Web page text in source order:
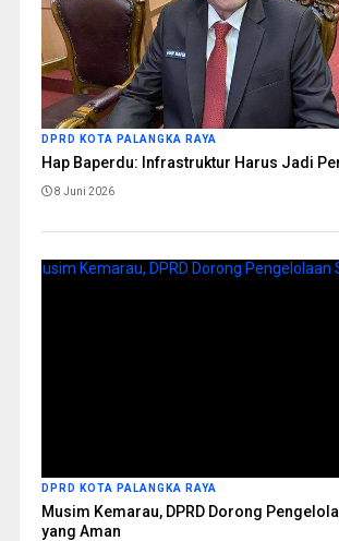
DPRD KOTA PALANGKA RAYA
Hap Baperdu: Infrastruktur Harus Jadi
8 Juni 2026
DPRD KOTA PALANGKA RAYA
Musim Kemarau, DPRD Dorong
yang Aman